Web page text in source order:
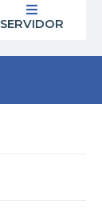
SERVIDOR